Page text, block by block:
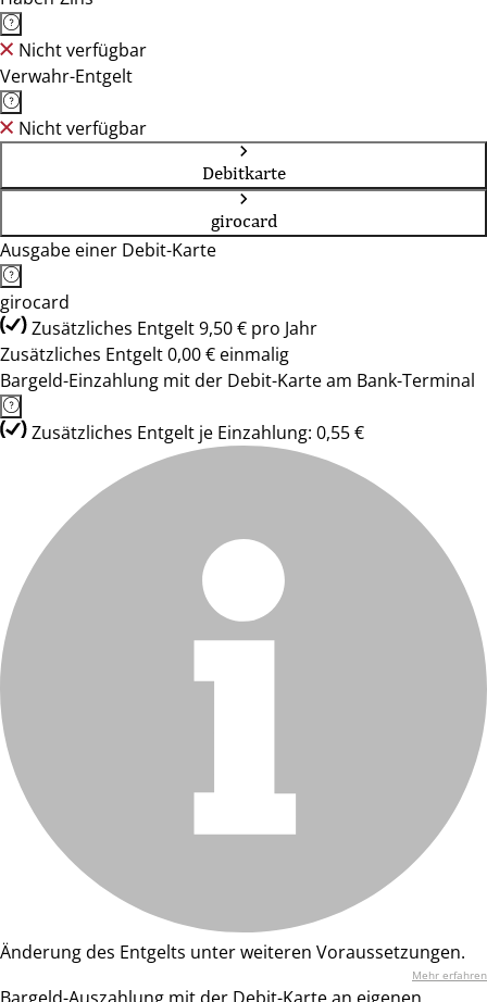
Nicht verfügbar
Verwahr-Entgelt
Nicht verfügbar
Debitkarte
girocard
Ausgabe einer Debit-Karte
girocard
Zusätzliches Entgelt 9,50 € pro Jahr
Zusätzliches Entgelt 0,00 € einmalig
Bargeld-Einzahlung mit der Debit-Karte am Bank-Terminal
Zusätzliches Entgelt je Einzahlung: 0,55 €
Änderung des Entgelts unter weiteren Voraussetzungen.
Mehr erfahren